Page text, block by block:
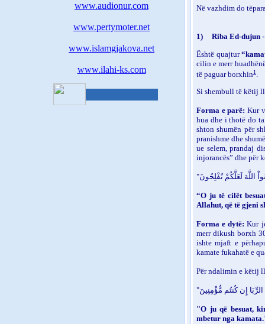
www.audionur.com
www.pertymoter.net
www.islamgjakova.net
www.ilahi-ks.com
Në vazhdim do
1)
Riba Ed-dujun
Është quajtur
cilin e merr
të paguar borxhin1
Si shembull të këtij
Forma e parë: Kur
hua dhe i thotë do
shton shumën për
pranishme dhe
ue selem, prandaj
injorancës” dhe për
“O ju të cilët
Allahut, që të gjeni
Forma e dytë: Kur
merr dikush borxh
ishte mjaft e
kamate fukahatë e
Për ndalimin e këtij
"O ju që besuat,
mbetur nga